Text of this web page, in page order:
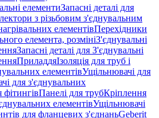
елементиЗапасні деталі для
з різьбовим з'єднувальним
елементівПерехідники
елемента, розмініЗ'єднувальні
Запасні деталі для З'єднувальні
ПриладдяІзоляція для труб і
елементівУщільнювачі для
для з'єднувальних
Панелі для трубКріплення
елементівУщільнювачі
для фланцевих з'єднаньGeberit